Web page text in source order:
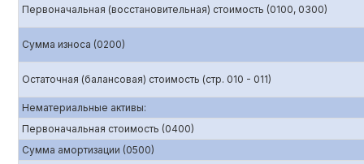
Первоначальная (восстановительная) стоимость (0100, 0300)
Сумма износа (0200)
Остаточная (балансовая) стоимость (стр. 010 - 011)
Нематериальные активы:
Первоначальная стоимость (0400)
Сумма амортизации (0500)